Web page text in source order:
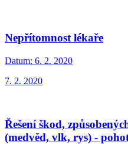
Nepřítomnost lékaře
Datum: 6. 2. 2020
7. 2. 2020
Řešení škod,
(medvěd, vlk, rys) -